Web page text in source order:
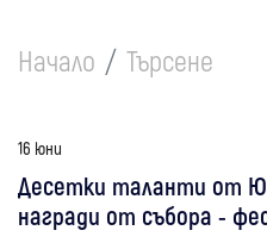
Начало Търсене
16 юни
Десетки таланти от
награди от събора -